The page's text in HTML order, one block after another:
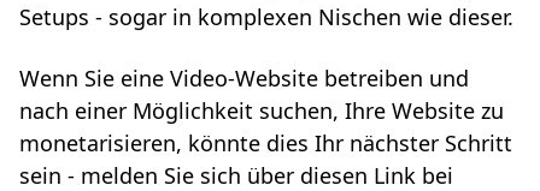
Setups - sogar in komplexen Nischen wie dieser.
Wenn Sie eine Video-Website betreiben und
nach einer Möglichkeit suchen, Ihre Website zu
monetarisieren, könnte dies Ihr nächster Schritt
sein - melden Sie sich über diesen Link bei